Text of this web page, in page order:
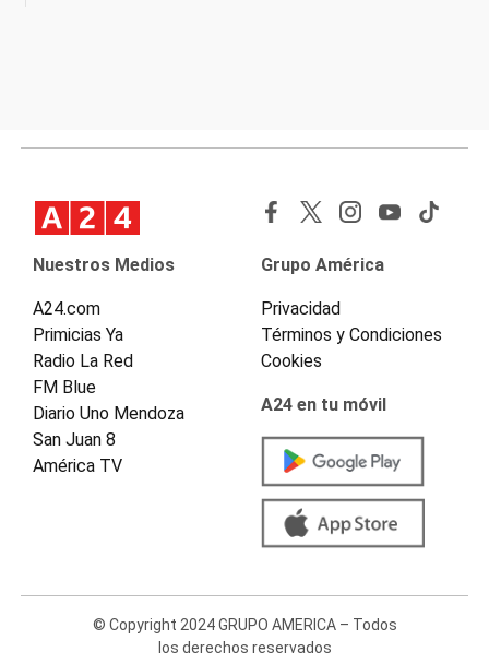
Nuestros Medios
A24.com
Primicias Ya
Radio La Red
FM Blue
Diario Uno Mendoza
San Juan 8
América TV
Grupo América
Privacidad
Términos y Condiciones
Cookies
A24 en tu móvil
© Copyright 2024 GRUPO AMERICA – Todos
los derechos reservados